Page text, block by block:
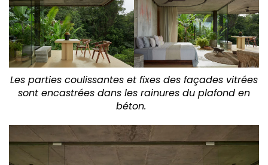
Les parties coulissantes et fixes des façades vitrées
sont encastrées dans les rainures du plafond en
béton.